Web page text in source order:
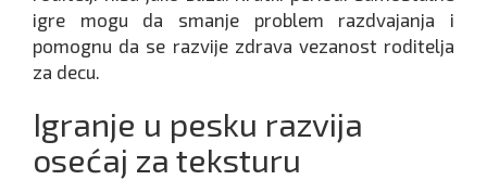
igre mogu da smanje problem razdvajanja i
pomognu da se razvije zdrava vezanost roditelja
za decu.
Igranje u pesku razvija
osećaj za teksturu